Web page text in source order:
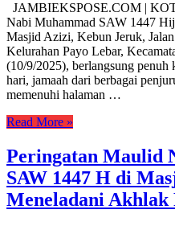
JAMBIEKSPOSE.COM |
Nabi Muhammad SAW 1447
Masjid Azizi, Kebun Jeruk,
Kelurahan Payo Lebar,
(10/9/2025), berlangsung penuh
hari, jamaah dari berbagai
memenuhi halaman …
Read More »
Peringatan Maulid
SAW 1447 H di
Meneladani Akhlak